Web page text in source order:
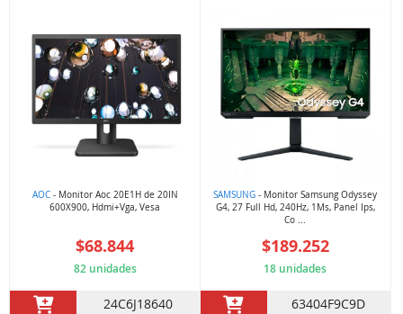
AOC- Monitor Aoc 20E1H de 20IN
600X900, Hdmi+Vga, Vesa
$68.844
82 unidades
24C6J18640
SAMSUNG - Monitor Samsung Odyssey
G4, 27 Full Hd, 240Hz, 1Ms, Panel Ips,
Co ...
$189.252
18 unidades
63404F9C9D